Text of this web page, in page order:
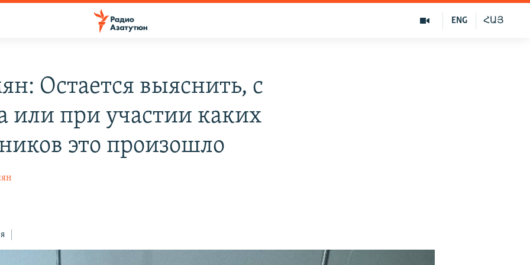
ՀԱՅ
ENG
Остается выяснить, с
или при участии каких
это произошло